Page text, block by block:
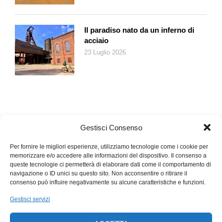
Gestisci Consenso
Per fornire le migliori esperienze, utilizziamo tecnologie come i cookie per
memorizzare e/o accedere alle informazioni del dispositivo. Il consenso a
queste tecnologie ci permetterà di elaborare dati come il comportamento di
navigazione o ID unici su questo sito. Non acconsentire o ritirare il
consenso può influire negativamente su alcune caratteristiche e funzioni.
Gestisci servizi
Il paradiso nato da un inferno di
acciaio
23 Luglio 2026